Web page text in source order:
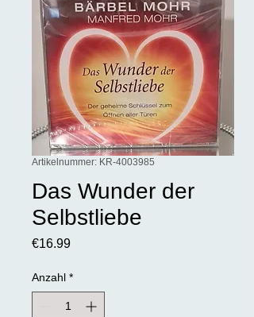
Artikelnummer: KR-4003985
Das Wunder der
Selbstliebe
€16.99Preis
Anzahl *